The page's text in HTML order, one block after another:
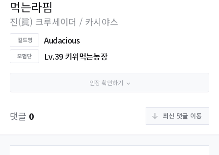
먹는라핌
진(眞) 크루세이더 / 카시야스
Audacious
Lv.39 키위먹는농장
인장 확인하기
댓글 0 최신 댓글 이동